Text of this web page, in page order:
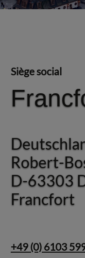
Siège social
Robert-
D-63303
Francfort
Robert-
D-63303
Francfort
+49 (0) 6103